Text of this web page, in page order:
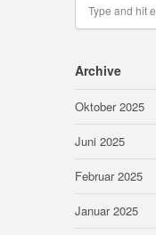
Archive
Oktober 2025
Juni 2025
Februar 2025
Januar 2025